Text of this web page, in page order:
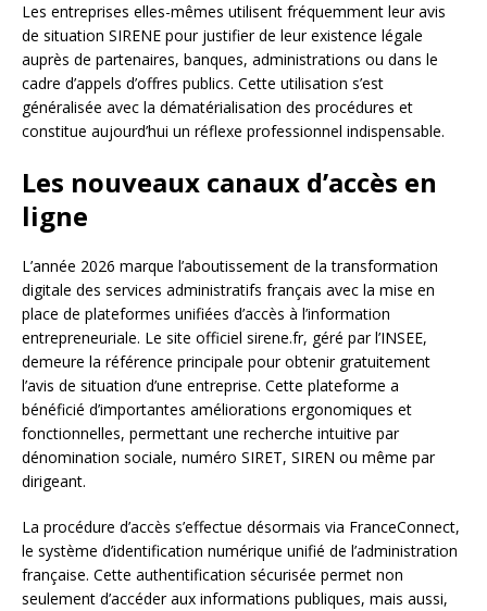
Les entreprises elles-mêmes utilisent fréquemment leur avis
de situation SIRENE pour justifier de leur existence légale
auprès de partenaires, banques, administrations ou dans le
cadre d’appels d’offres publics. Cette utilisation s’est
généralisée avec la dématérialisation des procédures et
constitue aujourd’hui un réflexe professionnel indispensable.
Les nouveaux canaux d’accès en
ligne
L’année 2026 marque l’aboutissement de la transformation
digitale des services administratifs français avec la mise en
place de plateformes unifiées d’accès à l’information
entrepreneuriale. Le site officiel sirene.fr, géré par l’INSEE,
demeure la référence principale pour obtenir gratuitement
l’avis de situation d’une entreprise. Cette plateforme a
bénéficié d’importantes améliorations ergonomiques et
fonctionnelles, permettant une recherche intuitive par
dénomination sociale, numéro SIRET, SIREN ou même par
dirigeant.
La procédure d’accès s’effectue désormais via FranceConnect,
le système d’identification numérique unifié de l’administration
française. Cette authentification sécurisée permet non
seulement d’accéder aux informations publiques, mais aussi,